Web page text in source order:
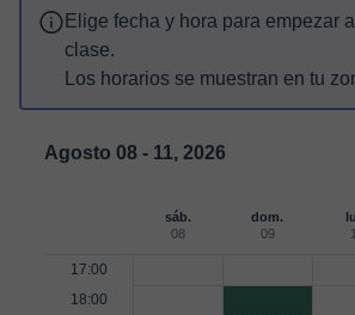
Elige fecha y hora para empezar
clase.
Los horarios se muestran en tu
Agosto 08 - 11, 2026
sáb.
08
dom.
09
17:00
18:00